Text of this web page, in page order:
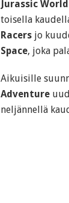
Jurassic
toisella
Racers jo
Space, joka
Aikuisille
Adventure
neljännellä